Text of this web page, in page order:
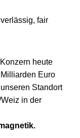
fair
heute
Euro
Standort
in der